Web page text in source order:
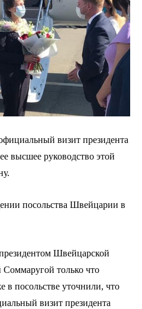
визит президента
высшее руководство этой
посольства Швейцарии в
Швейцарской
только что
в посольстве уточнили, что
визит президента